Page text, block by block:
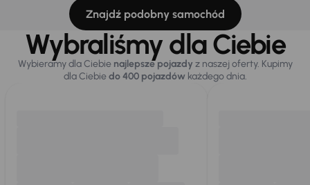
Znajdź podobny samochód
Wybraliśmy dla Ciebie
Wybieramy dla Ciebie najlepsze pojazdy z naszej oferty. Kupimy
dla Ciebiedo 400 pojazdówkażdego dnia.